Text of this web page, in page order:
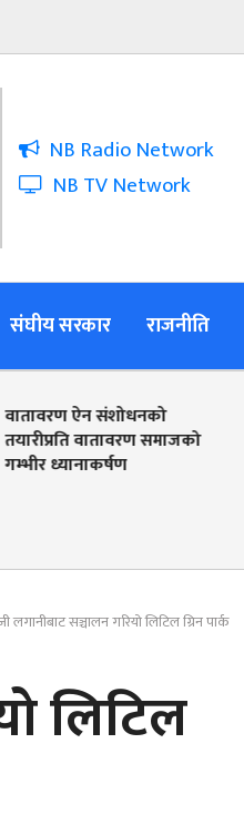
NB Radio Network
NB TV Network
संघीय सरकार राजनीति
संशोधनको
समाजको
लगानीबाट सञ्चालन गरियो लिटिल ग्रिन पार्क
लिटिल